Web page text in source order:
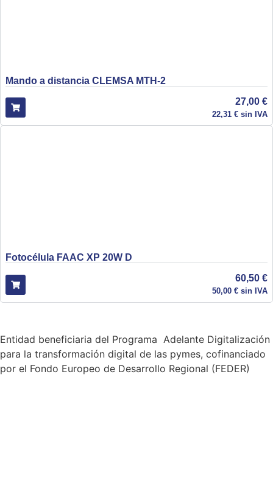
Mando a distancia CLEMSA MTH-2
27,00 €
22,31 € sin IVA
Fotocélula FAAC XP 20W D
60,50 €
50,00 € sin IVA
Entidad beneficiaria del Programa Adelante Digitalización
para la transformación digital de las pymes, cofinanciado
por el Fondo Europeo de Desarrollo Regional (FEDER)